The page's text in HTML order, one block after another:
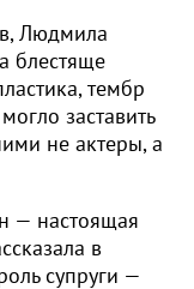
Людмила
блестяще
тембр
заставить
не актеры, а
— настоящая
в
супруги —